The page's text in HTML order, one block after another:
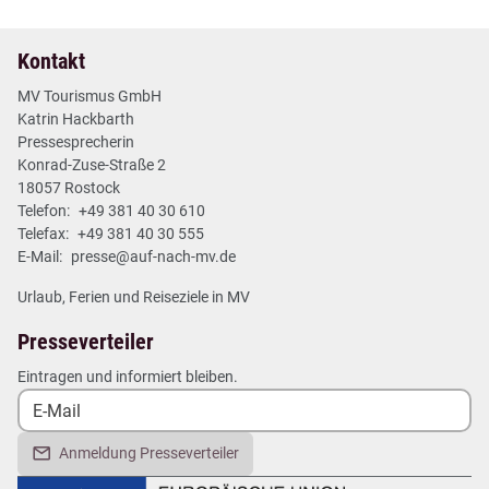
Kontakt
MV Tourismus GmbH
Katrin Hackbarth
Pressesprecherin
Konrad-Zuse-Straße 2
18057 Rostock
Telefon: +49 381 40 30 610
Telefax: +49 381 40 30 555
E-Mail: presse@auf-nach-mv.de
Urlaub, Ferien und Reiseziele in MV
Presseverteiler
Eintragen und informiert bleiben.
Anmeldung Presseverteiler